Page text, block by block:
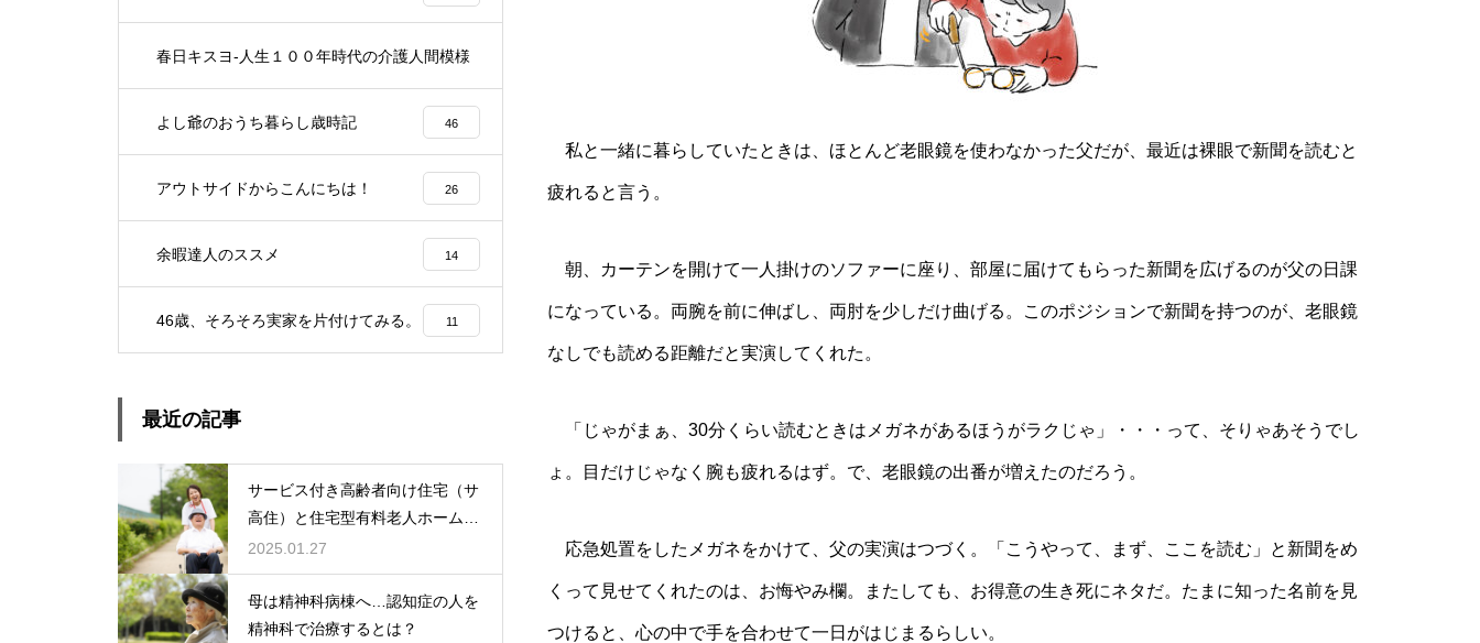
私と一緒に暮らしていたときは、ほとんど老眼鏡を使わなかった父だが、最近は裸眼で新聞を読むと
疲れると言う。
朝、カーテンを開けて一人掛けのソファーに座り、部屋に届けてもらった新聞を広げるのが父の日課
になっている。両腕を前に伸ばし、両肘を少しだけ曲げる。このポジションで新聞を持つのが、老眼鏡
なしでも読める距離だと実演してくれた。
「じゃがまぁ、30分くらい読むときはメガネがあるほうがラクじゃ」・・・って、そりゃあそうでし
ょ。目だけじゃなく腕も疲れるはず。で、老眼鏡の出番が増えたのだろう。
応急処置をしたメガネをかけて、父の実演はつづく。「こうやって、まず、ここを読む」と新聞をめ
くって見せてくれたのは、お悔やみ欄。またしても、お得意の生き死にネタだ。たまに知った名前を見
つけると、心の中で手を合わせて一日がはじまるらしい。
春日キスヨ-人生１００年時代の介護人間模様
よし爺のおうち暮らし歳時記 46
アウトサイドからこんにちは！ 26
余暇達人のススメ 14
46歳、そろそろ実家を片付けてみる。 11
最近の記事
サービス付き高齢者向け住宅（サ
高住）と住宅型有料老人ホーム：
どちらを選ぶ？
2025.01.27
母は精神科病棟へ…認知症の人を
精神科で治療するとは？